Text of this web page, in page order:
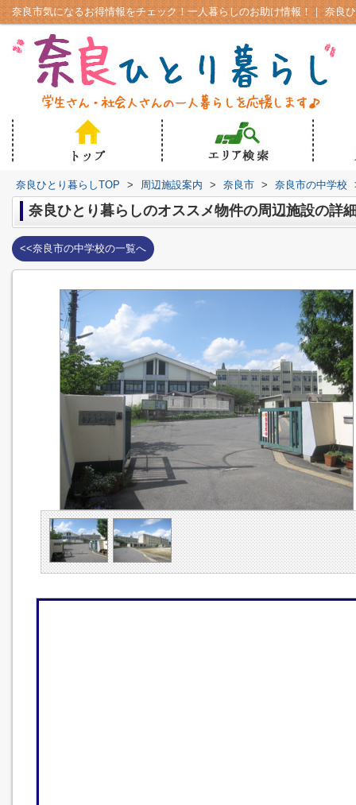
奈良ひとり暮らしTOP > 周辺施設案内 > 奈良市 > 奈良市の中学校
奈良ひとり暮らしのオススメ物件の周辺施設の詳
<<奈良市の中学校の一覧へ